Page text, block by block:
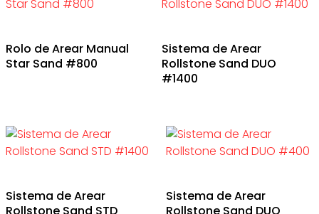
Rolo de Arear Manual
Star Sand #800
Sistema de Arear
Rollstone Sand DUO
#1400
Sistema de Arear
Sistema de Arear